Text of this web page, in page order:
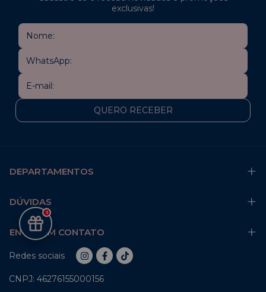
exclusivas!
DEPARTAMENTOS
DÚVIDAS
ENTRE EM CONTATO
Redes sociais
CNPJ: 46276155000156
3